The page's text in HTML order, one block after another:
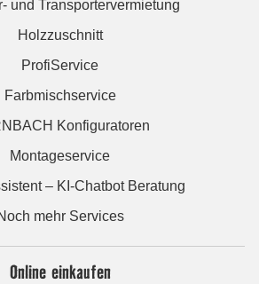
und Transportervermietung
Holzzuschnitt
ProfiService
Farbmischservice
Konfiguratoren
Montageservice
– KI-Chatbot Beratung
mehr Services
Online einkaufen